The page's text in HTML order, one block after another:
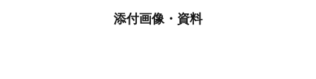
添付画像・資料